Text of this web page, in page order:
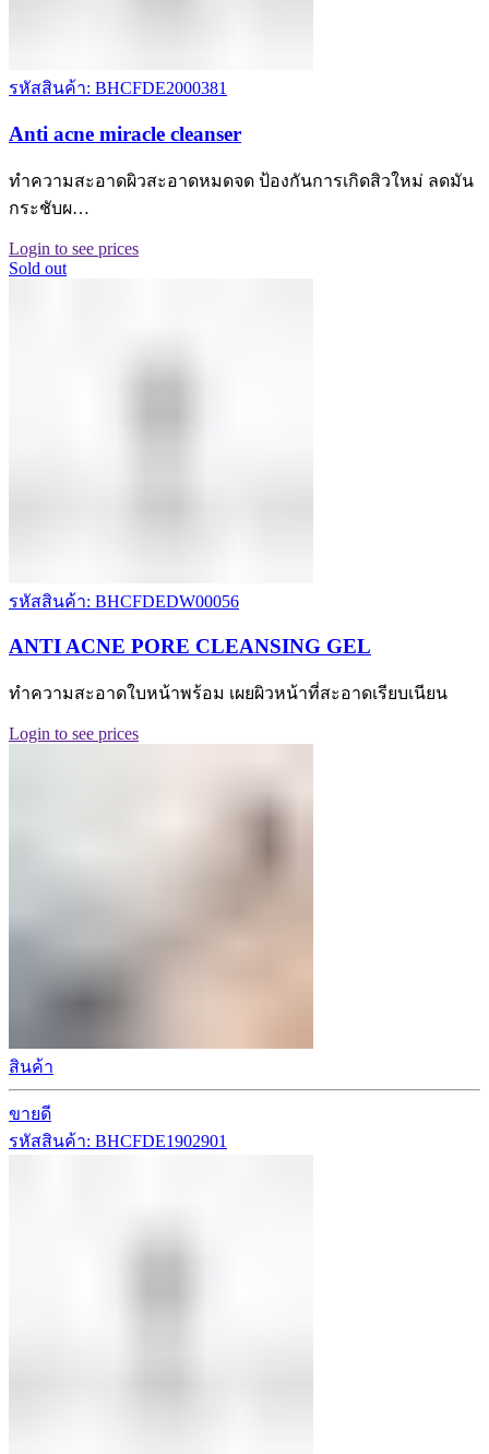
รหัสสินค้า: BHCFDE2000381
Anti acne miracle cleanser
ทำความสะอาดผิวสะอาดหมดจด ป้องกันการเกิดสิวใหม่ ลดมัน
กระชับผ…
Login to see prices
Sold out
รหัสสินค้า: BHCFDEDW00056
ANTI ACNE PORE CLEANSING GEL
ทำความสะอาดใบหน้าพร้อม เผยผิวหน้าที่สะอาดเรียบเนียน
Login to see prices
สินค้า
ขายดี
รหัสสินค้า: BHCFDE1902901